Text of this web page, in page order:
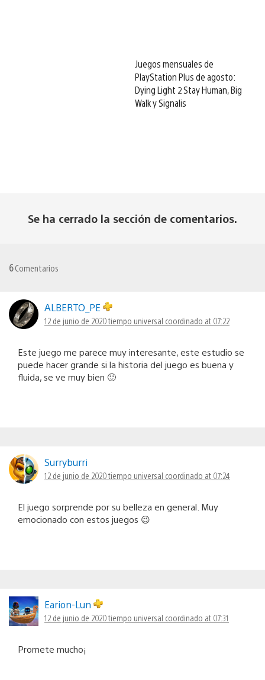
Juegos mensuales de
PlayStation Plus de agosto:
Dying Light 2 Stay Human, Big
Walk y Signalis
Se ha cerrado la sección de comentarios.
6Comentarios
ALBERTO_PE
12 de junio de 2020 tiempo universal coordinado at 07:22
Este juego me parece muy interesante, este estudio se
puede hacer grande si la historia del juego es buena y
fluida, se ve muy bien 🙂
Surryburri
12 de junio de 2020 tiempo universal coordinado at 07:24
El juego sorprende por su belleza en general. Muy
emocionado con estos juegos 😉
Earion-Lun
12 de junio de 2020 tiempo universal coordinado at 07:31
Promete mucho¡